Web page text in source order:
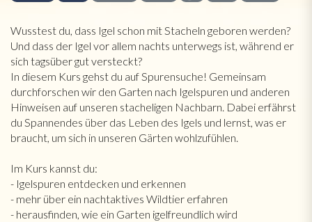
Wusstest du, dass Igel schon mit Stacheln geboren werden?
Und dass der Igel vor allem nachts unterwegs ist, während er
sich tagsüber gut versteckt?
In diesem Kurs gehst du auf Spurensuche! Gemeinsam
durchforschen wir den Garten nach Igelspuren und anderen
Hinweisen auf unseren stacheligen Nachbarn. Dabei erfährst
du Spannendes über das Leben des Igels und lernst, was er
braucht, um sich in unseren Gärten wohlzufühlen.
Im Kurs kannst du:
- Igelspuren entdecken und erkennen
- mehr über ein nachtaktives Wildtier erfahren
- herausfinden, wie ein Garten igelfreundlich wird